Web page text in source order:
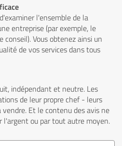
l'ensemble de la
entreprise (par exemple, le
conseil). Vous obtenez ainsi un
de vos services dans tous
indépendant et neutre. Les
de leur propre chef - leurs
Et le contenu des avis ne
l'argent ou par tout autre moyen.